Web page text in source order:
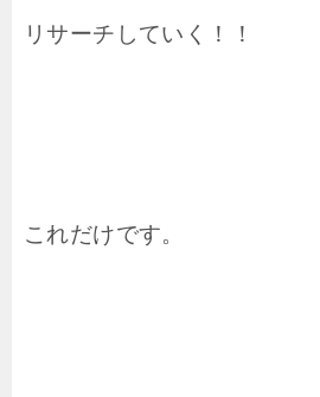
リサーチしていく！！
これだけです。